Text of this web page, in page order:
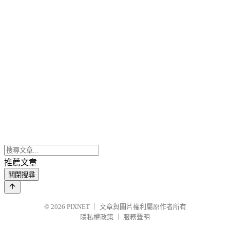
推薦文章
關閉搜尋
© 2026 PIXNET
文章與圖片權利屬原作者所有
隱私權政策
服務聲明